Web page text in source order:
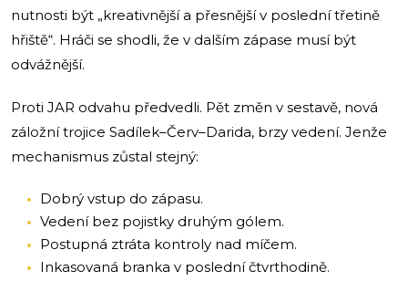
nutnosti být „kreativnější a přesnější v poslední třetině
hřiště“. Hráči se shodli, že v dalším zápase musí být
odvážnější.
Proti JAR odvahu předvedli. Pět změn v sestavě, nová
záložní trojice Sadílek–Červ–Darida, brzy vedení. Jenže
mechanismus zůstal stejný:
Dobrý vstup do zápasu.
Vedení bez pojistky druhým gólem.
Postupná ztráta kontroly nad míčem.
Inkasovaná branka v poslední čtvrthodině.